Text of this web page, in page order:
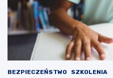
c
z
n
c
iBEZPIECZEŃSTWO SZKOLENIA